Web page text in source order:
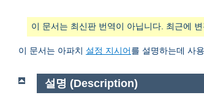
이 문서는 최신판 번역이 아닙니다. 최근에
이 문서는 아파치 설정 지시어를 설명하는데 사
설명 (Description)